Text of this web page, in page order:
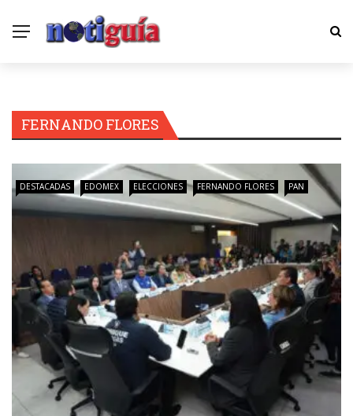
FERNANDO FLORES
DESTACADAS EDOMEX ELECCIONES FERNANDO FLORES PAN